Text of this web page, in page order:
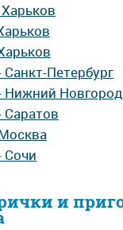
Петербург
Нижний Новгород
Саратов
Сочи
и